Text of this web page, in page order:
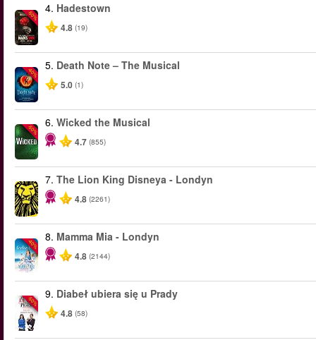
-50%
4. Hadestown
4.8 (19)
-40%
5. Death Note – The Musical
5.0 (1)
-50%
6. Wicked the Musical
4.7 (855)
7. The Lion King Disneya - Londyn
4.8 (2261)
-40%
8. Mamma Mia - Londyn
4.8 (2144)
-50%
9. Diabeł ubiera się u Prady
4.8 (58)